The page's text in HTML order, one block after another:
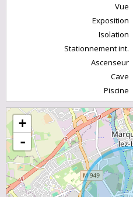
Vue
Exposition
Isolation
Stationnement int.
Ascenseur
Cave
Piscine
+
-